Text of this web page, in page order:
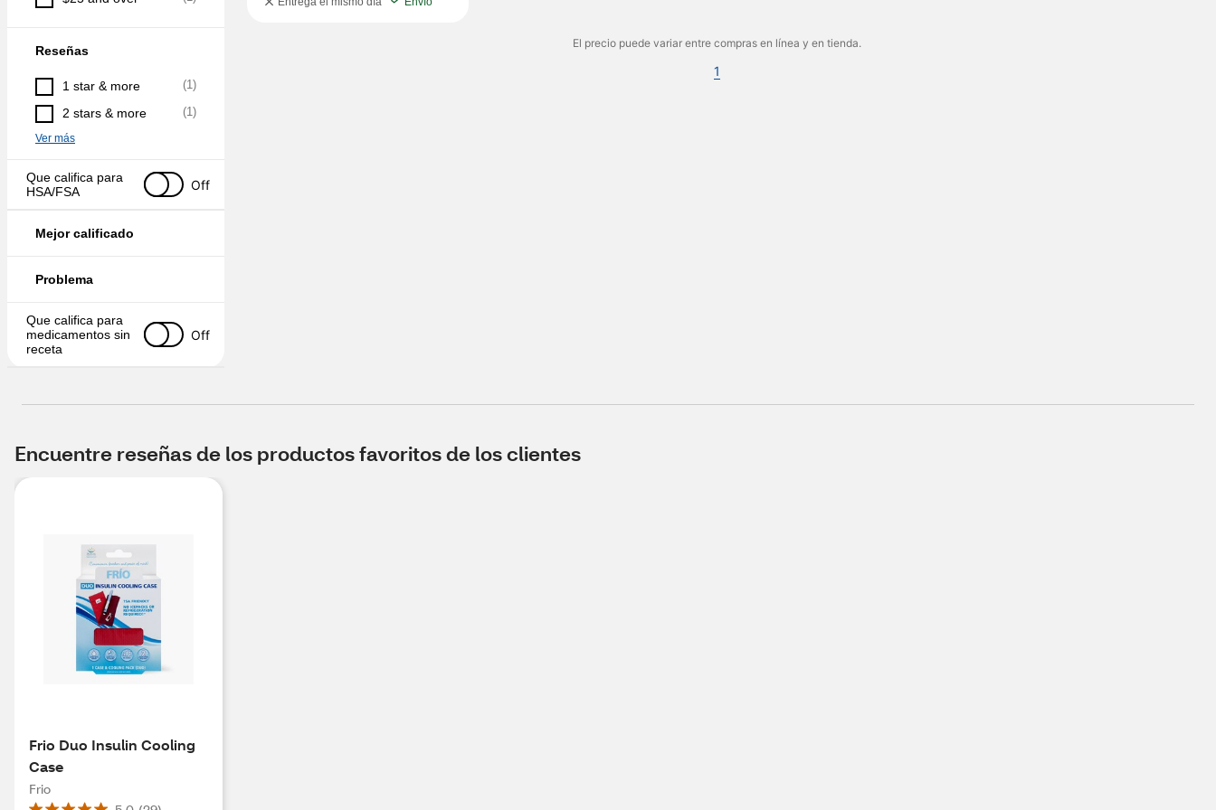
Reseñas
1 star & more (1)
2 stars & more (1)
Ver más
Que califica para
HSA/FSA
Off
Mejor calificado
Problema
Que califica para
medicamentos sin
receta
Off
El precio puede variar entre compras en línea y en tienda.
1
Encuentre reseñas de los productos favoritos de los clientes
Frio Duo Insulin Cooling
Case
Frio